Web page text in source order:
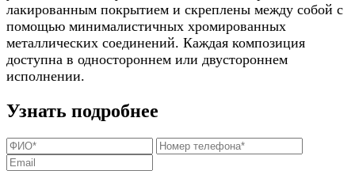
лакированным покрытием и скреплены между собой с
помощью минималистичных хромированных
металлических соединений. Каждая композиция
доступна в одностороннем или двустороннем
исполнении.
Узнать подробнее